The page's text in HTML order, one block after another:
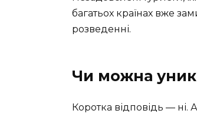
багатьох країнах вже
розведенні.
Чи можна
Коротка відповідь — ні.